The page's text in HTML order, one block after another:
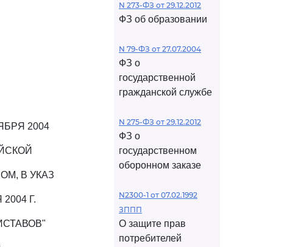
2004
В УКАЗ
Г.
N 273-ФЗ от 29.12.2012
ФЗ об образовании
N 79-ФЗ от 27.07.2004
ФЗ о
государственной
гражданской службе
N 275-ФЗ от 29.12.2012
ФЗ о
государственном
оборонном заказе
N2300-1 от 07.02.1992
ЗППП
О защите прав
потребителей